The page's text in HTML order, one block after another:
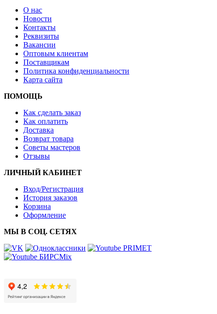
О нас
Новости
Контакты
Реквизиты
Вакансии
Оптовым клиентам
Поставщикам
Политика конфиденциальности
Карта сайта
ПОМОЩЬ
Как сделать заказ
Как оплатить
Доставка
Возврат товара
Советы мастеров
Отзывы
ЛИЧНЫЙ КАБИНЕТ
Вход/Регистрация
История заказов
Корзина
Оформление
МЫ В СОЦ. СЕТЯХ